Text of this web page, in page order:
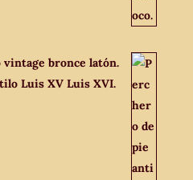
bronce latón.
Luis XV Luis XVI.